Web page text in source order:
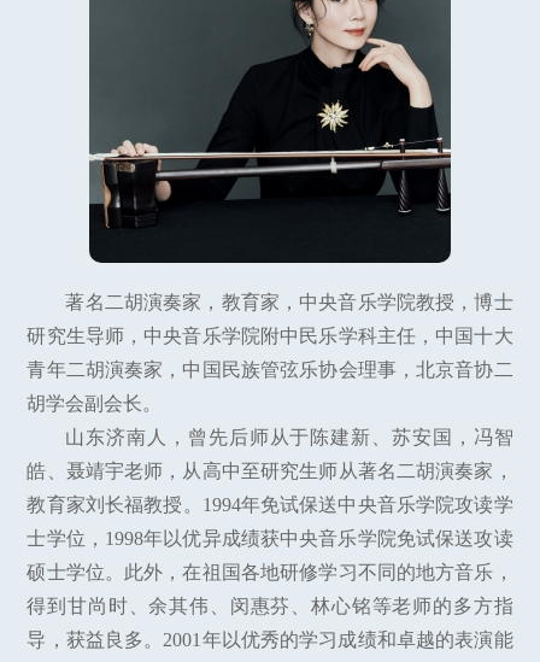
著名二胡演奏家，教育家，中央音乐学院教授，博士
研究生导师，中央音乐学院附中民乐学科主任，中国十大
青年二胡演奏家，中国民族管弦乐协会理事，北京音协二
胡学会副会长。
山东济南人，曾先后师从于陈建新、苏安国，冯智
皓、聂靖宇老师，从高中至研究生师从著名二胡演奏家，
教育家刘长福教授。1994年免试保送中央音乐学院攻读学
士学位，1998年以优异成绩获中央音乐学院免试保送攻读
硕士学位。此外，在祖国各地研修学习不同的地方音乐，
得到甘尚时、余其伟、闵惠芬、林心铭等老师的多方指
导，获益良多。2001年以优秀的学习成绩和卓越的表演能